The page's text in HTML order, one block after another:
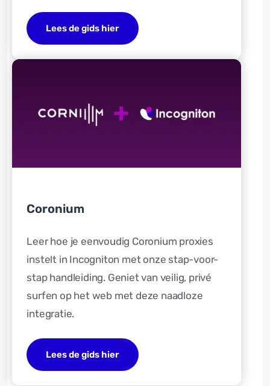
Lees de gids hier
Coronium
Leer hoe je eenvoudig Coronium proxies
instelt in Incogniton met onze stap-voor-
stap handleiding. Geniet van veilig, privé
surfen op het web met deze naadloze
integratie.
Lees de gids hier